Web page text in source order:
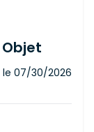
-
Linux,
:
Objet
le 07/30/2026